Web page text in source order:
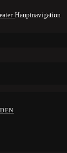
Hauptnavigation